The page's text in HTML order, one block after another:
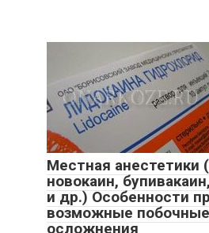
Местная анестетики
новокаин,
и др.) Особенности
возможные
осложнения